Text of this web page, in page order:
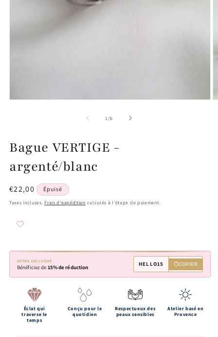
fenêtre
modale
1/de
6
Bague VERTIGE -
argenté/blanc
Prix
habituel
€22,00 Épuisé
Taxes incluses. Frais d'expédition calculés à l'étape de paiement.
OFFRE EXCLUSIVE
Bénéficiez de 15% de réduction HELLO15 COPIER
Éclat qui
traverse le
temps
Conçu pour le
quotidien
Respectueux des
peaux sensibles
Atelier basé en
Provence